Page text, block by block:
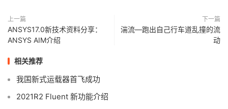
上一篇
ANSYS17.0新技术资料分享：
ANSYS AIM介绍
下一篇
湍流—跑出自己行车道乱撞的流
动
相关推荐
我国新式运载器首飞成功
2021R2 Fluent 新功能介绍